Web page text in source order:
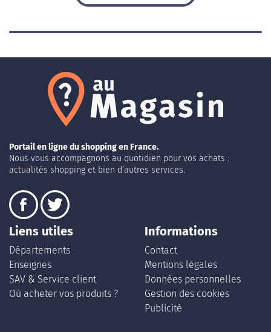
Portail en ligne du shopping en France.
Nous vous accompagnons au quotidien pour vos achats :
actualités shopping et bien d’autres services.
Liens utiles
Départements
Enseignes
SAV & Service client
Où acheter vos produits ?
Informations
Contact
Mentions légales
Données personnelles
Gestion des cookies
Publicité